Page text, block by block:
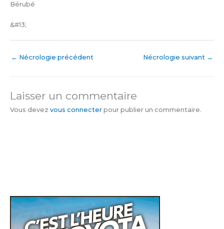
Bérubé
&#13;
← Nécrologie précédent Nécrologie suivant →
Laisser un commentaire
Vous devez vous connecter pour publier un commentaire.